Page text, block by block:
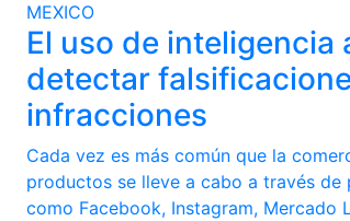
MEXICO
El uso de inteligencia
detectar
infracciones
Cada vez es más común que la
productos se lleve a cabo a través
como Facebook, Instagram, Mercado